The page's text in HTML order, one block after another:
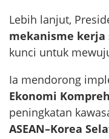
Lebih lanjut,
mekanisme kerja
kunci untuk
Ia mendorong
Ekonomi
peningkatan
ASEAN–Korea